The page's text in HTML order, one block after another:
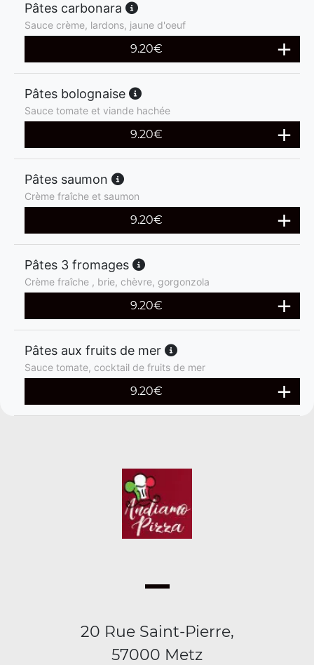
Pâtes carbonara
Sauce crème, lardons, jaune d'oeuf
9.20€
Pâtes bolognaise
Sauce tomate et viande hachée
9.20€
Pâtes saumon
Crème fraîche et saumon
9.20€
Pâtes 3 fromages
Crème fraîche , brie, chèvre, gorgonzola
9.20€
Pâtes aux fruits de mer
Sauce tomate, cocktail de fruits de mer
9.20€
20 Rue Saint-Pierre,
57000 Metz